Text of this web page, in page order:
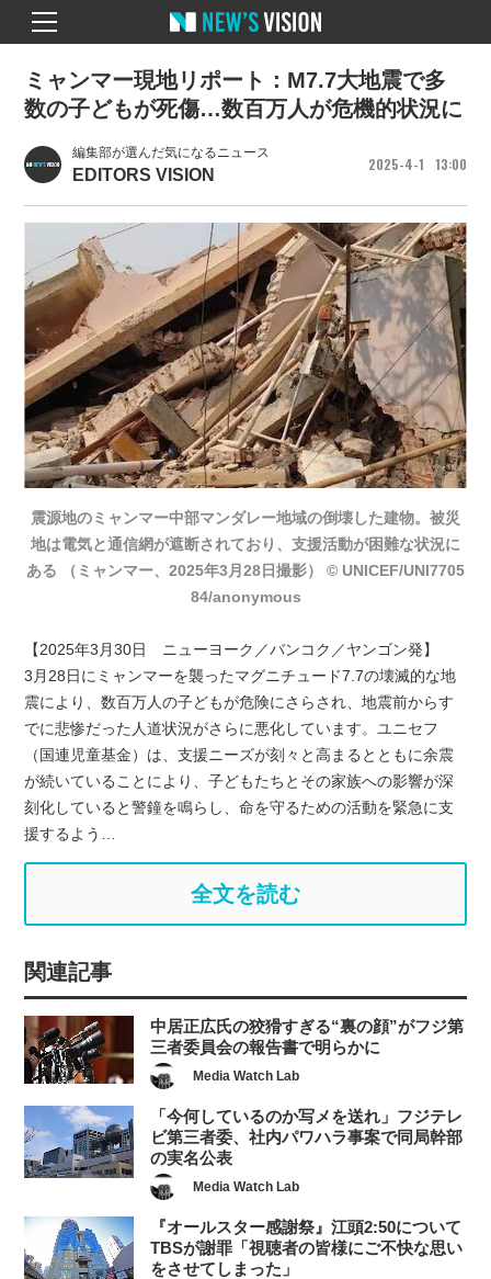
編集部が選んだ気になるニュース
EDITORS VISION
2025 4 1 13 00
ミャンマー現地リポート：M7.7大地震で多
数の子どもが死傷…数百万人が危機的状況に
震源地のミャンマー中部マンダレー地域の倒壊した建物。被災
地は電気と通信網が遮断されており、支援活動が困難な状況に
ある （ミャンマー、2025年3月28日撮影） © UNICEF/UNI7705
84/anonymous
【2025年3月30日 ニューヨーク／バンコク／ヤンゴン発】
3月28日にミャンマーを襲ったマグニチュード7.7の壊滅的な地
震により、数百万人の子どもが危険にさらされ、地震前からす
でに悲惨だった人道状況がさらに悪化しています。ユニセフ
（国連児童基金）は、支援ニーズが刻々と高まるとともに余震
が続いていることにより、子どもたちとその家族への影響が深
刻化していると警鐘を鳴らし、命を守るための活動を緊急に支
援するよう…
全文を読む
関連記事
中居正広氏の狡猾すぎる“裏の顔”がフジ第
三者委員会の報告書で明らかに
Media Watch Lab
「今何しているのか写メを送れ」フジテレ
ビ第三者委、社内パワハラ事案で同局幹部
の実名公表
Media Watch Lab
『オールスター感謝祭』江頭2:50について
TBSが謝罪「視聴者の皆様にご不快な思い
をさせてしまった」